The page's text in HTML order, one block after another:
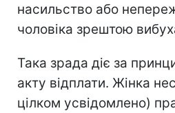
насильство або
чоловіка зрештою
Така зрада діє за
акту відплати. Жінка
цілком усвідомлено)